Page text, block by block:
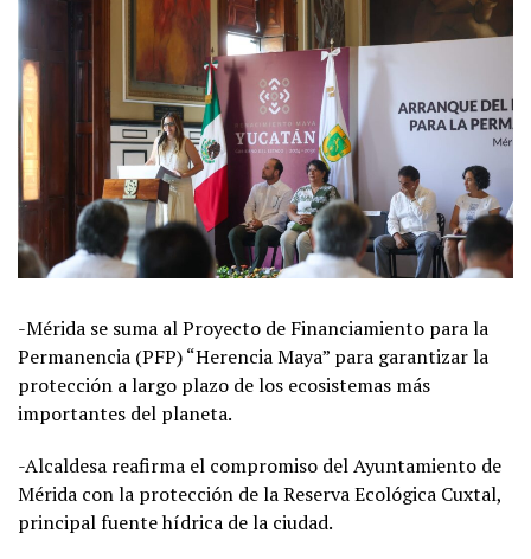
-Mérida se suma al Proyecto de Financiamiento para la
Permanencia (PFP) “Herencia Maya” para garantizar la
protección a largo plazo de los ecosistemas más
importantes del planeta.
-Alcaldesa reafirma el compromiso del Ayuntamiento de
Mérida con la protección de la Reserva Ecológica Cuxtal,
principal fuente hídrica de la ciudad.